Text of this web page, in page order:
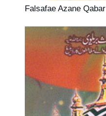
Falsafae Azane Qabar